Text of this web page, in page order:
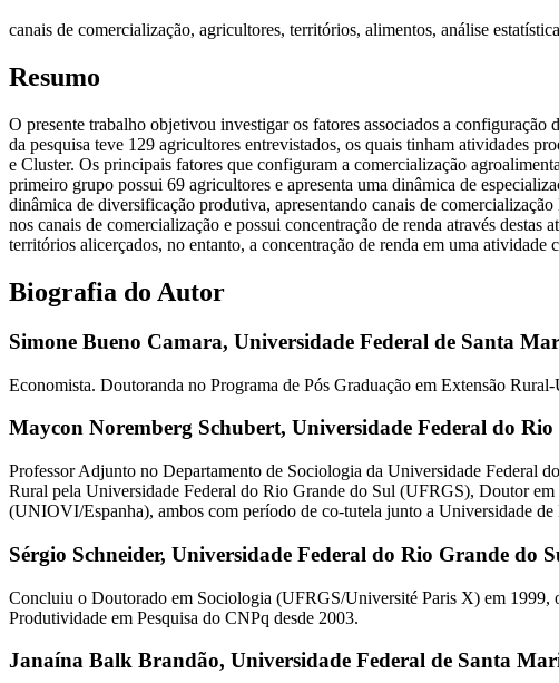
canais de comercialização, agricultores, territórios, alimentos, análise estatística
Resumo
O presente trabalho objetivou investigar os fatores associados a
da pesquisa teve 129 agricultores entrevistados, os quais tinham atividades
e Cluster. Os principais fatores que configuram a comercialização
primeiro grupo possui 69 agricultores e apresenta uma dinâmica de
dinâmica de diversificação produtiva, apresentando canais de
nos canais de comercialização e possui concentração de renda através
territórios alicerçados, no entanto, a concentração de renda em uma
Biografia do Autor
Simone Bueno Camara, Universidade Federal de Santa
Economista. Doutoranda no Programa de Pós Graduação em Extensão
Maycon Noremberg Schubert, Universidade Federal do
Professor Adjunto no Departamento de Sociologia da Universidade Federal
Rural pela Universidade Federal do Rio Grande do Sul (UFRGS), Doutor
(UNIOVI/Espanha), ambos com período de co-tutela junto a Universidade
Sérgio Schneider, Universidade Federal do Rio Grande do
Concluiu o Doutorado em Sociologia (UFRGS/Université Paris X) em
Produtividade em Pesquisa do CNPq desde 2003.
Janaína Balk Brandão, Universidade Federal de Santa